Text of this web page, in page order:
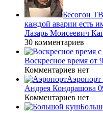
Бесогон
каждой аварии есть
Лазарь Моисеевич
30 комментариев
Воскресное время от
Комментариев нет
Андрея Кондрашова
Комментариев нет